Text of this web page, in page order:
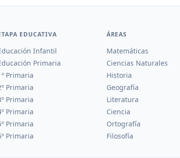
EDUCATIVA
Infantil
Primaria
Primaria
Primaria
Primaria
Primaria
Primaria
Primaria
ÁREAS
Matemáticas
Ciencias Naturales
Historia
Geografía
Literatura
Ciencia
Ortografía
Filosofía